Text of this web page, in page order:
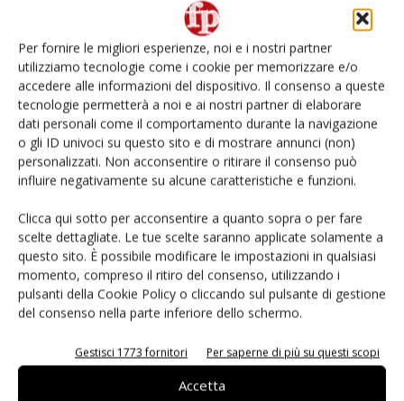
Per fornire le migliori esperienze, noi e i nostri partner
utilizziamo tecnologie come i cookie per memorizzare e/o
accedere alle informazioni del dispositivo. Il consenso a queste
tecnologie permetterà a noi e ai nostri partner di elaborare
dati personali come il comportamento durante la navigazione
o gli ID univoci su questo sito e di mostrare annunci (non)
personalizzati. Non acconsentire o ritirare il consenso può
influire negativamente su alcune caratteristiche e funzioni.
Clicca qui sotto per acconsentire a quanto sopra o per fare
scelte dettagliate. Le tue scelte saranno applicate solamente a
questo sito. È possibile modificare le impostazioni in qualsiasi
momento, compreso il ritiro del consenso, utilizzando i
pulsanti della Cookie Policy o cliccando sul pulsante di gestione
del consenso nella parte inferiore dello schermo.
Gestisci 1773 fornitori Per saperne di più su questi scopi
Accetta
Andamento prezzi ortofrutta in Italia al 27 luglio
2026
Apofruit, estate da record per il bio: Canova e
ViviToscano crescono a doppia cifra
E-magazine